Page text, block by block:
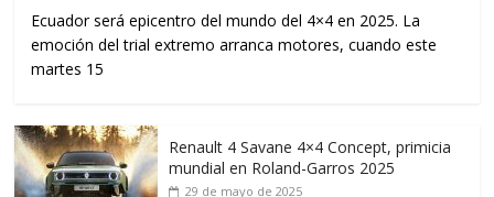
Ecuador será epicentro del mundo del 4×4 en 2025. La
emoción del trial extremo arranca motores, cuando este
martes 15
Renault 4 Savane 4×4 Concept, primicia
mundial en Roland-Garros 2025
29 de mayo de 2025